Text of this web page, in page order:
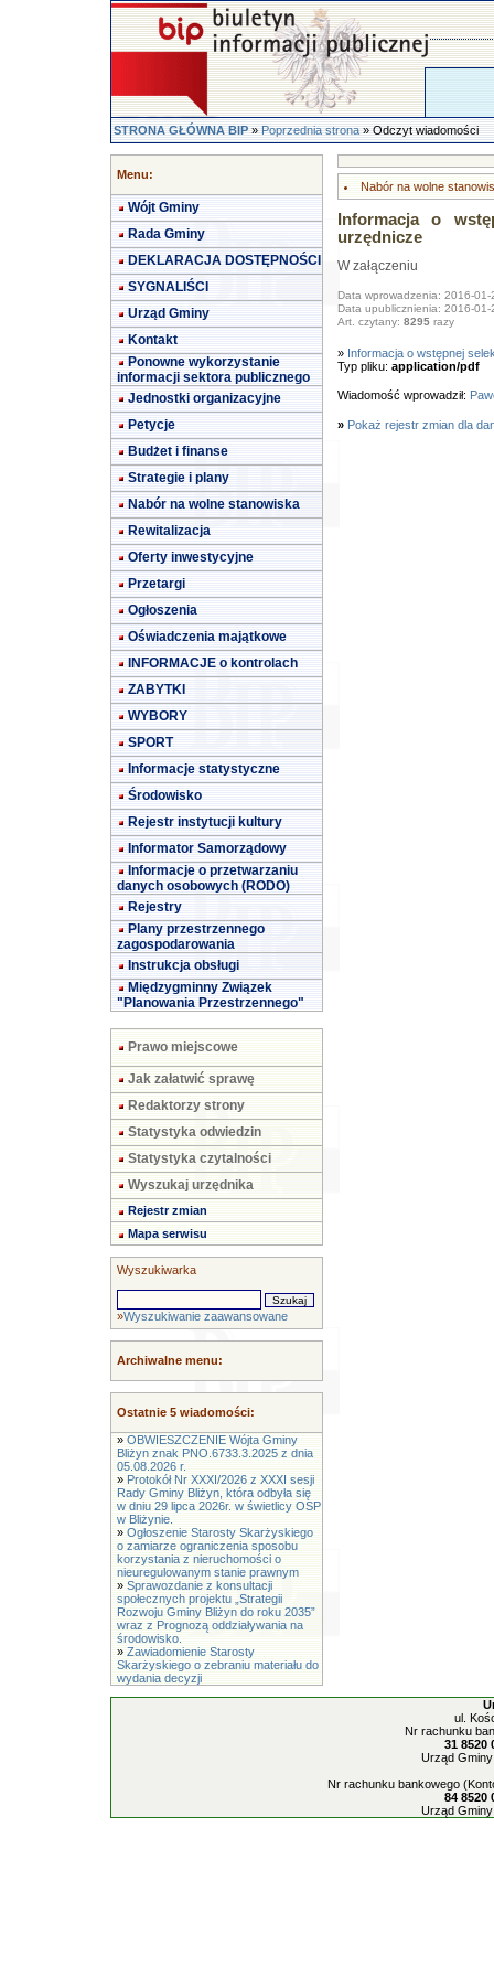
STRONA GŁÓWNA BIP»Poprzednia strona» Odczyt wiadomości
Menu:
Wójt Gminy
Rada Gminy
DEKLARACJA DOSTĘPNOŚCI
SYGNALIŚCI
Urząd Gminy
Kontakt
Ponowne wykorzystanie
informacji sektora publicznego
Jednostki organizacyjne
Petycje
Budżet i finanse
Strategie i plany
Nabór na wolne stanowiska
Rewitalizacja
Oferty inwestycyjne
Przetargi
Ogłoszenia
Oświadczenia majątkowe
INFORMACJE o kontrolach
ZABYTKI
WYBORY
SPORT
Informacje statystyczne
Środowisko
Rejestr instytucji kultury
Informator Samorządowy
Informacje o przetwarzaniu
danych osobowych (RODO)
Rejestry
Plany przestrzennego
zagospodarowania
Instrukcja obsługi
Międzygminny Związek
"Planowania Przestrzennego"
Prawo miejscowe
Jak załatwić sprawę
Redaktorzy strony
Statystyka odwiedzin
Statystyka czytalności
Wyszukaj urzędnika
Rejestr zmian
Mapa serwisu
Wyszukiwarka
»Wyszukiwanie zaawansowane
Archiwalne menu:
Ostatnie 5 wiadomości:
» OBWIESZCZENIE Wójta Gminy
Bliżyn znak PNO.6733.3.2025 z dnia
05.08.2026 r.
» Protokół Nr XXXI/2026 z XXXI sesji
Rady Gminy Bliżyn, która odbyła się
w dniu 29 lipca 2026r. w świetlicy OSP
w Bliżynie.
» Ogłoszenie Starosty Skarżyskiego
o zamiarze ograniczenia sposobu
korzystania z nieruchomości o
nieuregulowanym stanie prawnym
» Sprawozdanie z konsultacji
społecznych projektu „Strategii
Rozwoju Gminy Bliżyn do roku 2035”
wraz z Prognozą oddziaływania na
środowisko.
» Zawiadomienie Starosty
Skarżyskiego o zebraniu materiału do
wydania decyzji
Nabór na wolne
Informacja o
urzędnicze
W załączeniu
Data wprowadzenia: 2016-01-
Data upublicznienia: 2016-01-
Art. czytany: 8295razy
» Informacja o wstępnej
Typ pliku: application/pdf
Wiadomość wprowadził:
» Pokaż rejestr zmian dla
ul.
Nr rachunku
31 8520
Urząd
Nr rachunku bankowego
84 8520
Urząd